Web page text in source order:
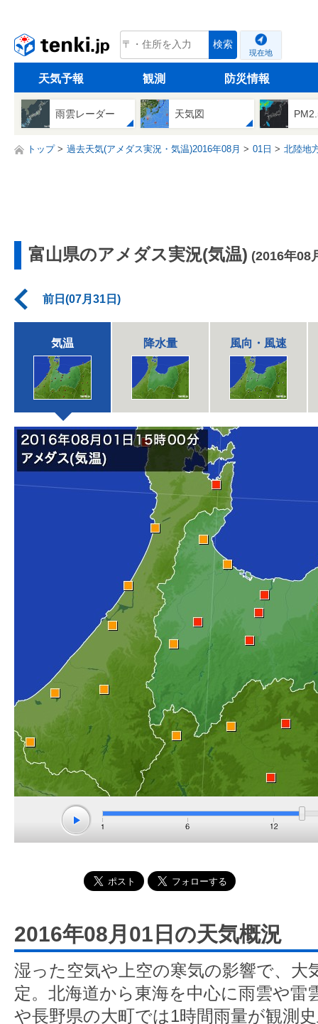
tenki.jp 検索
現在地
天気予報 観測 防災情報
雨雲レーダー 天気図
トップ 過去天気(アメダス実況・気温)2016年08月 01日 北陸地
富山県のアメダス実況(気温) (2016年08
前日(07月31日)
気温 降水量 風向・風速
2016年08月01日の天気概況
湿った空気や上空の寒気の影響で、大
定。北海道から東海を中心に雨雲や雷
や長野県の大町では1時間雨量が観測